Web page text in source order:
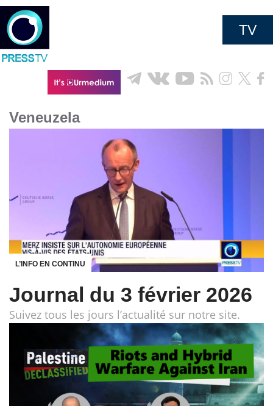
TV
Veneuzela
L’INFO EN CONTINU
Journal du 3 février 2026
Suivez tous les jours l’actualité sur notre site.